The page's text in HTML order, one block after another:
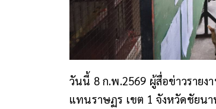
วันนี้ 8 ก.พ.2569 ผู้สื่อข่าวราย
แทนราษฏร เขต 1 จังหวัดชัยน